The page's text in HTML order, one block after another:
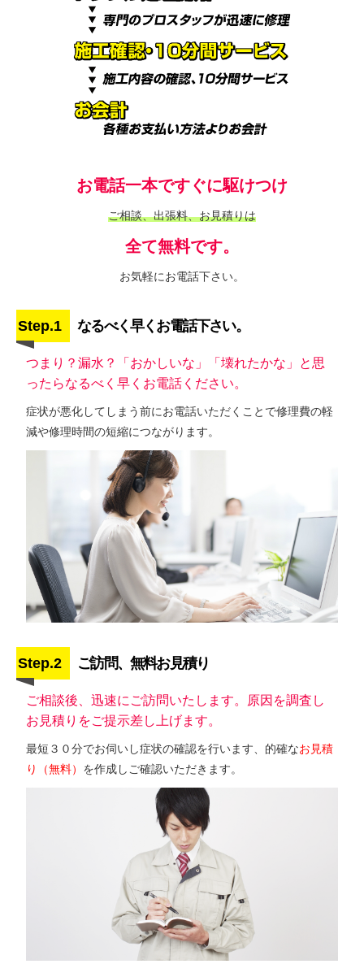
お電話一本ですぐに駆けつけ
ご相談、出張料、お見積りは
全て無料です。
お気軽にお電話下さい。
Step.1 なるべく早くお電話下さい。
つまり？漏水？「おかしいな」「壊れたかな」と思
ったらなるべく早くお電話ください。
症状が悪化してしまう前にお電話いただくことで修理費の軽
減や修理時間の短縮につながります。
Step.2 ご訪問、無料お見積り
ご相談後、迅速にご訪問いたします。原因を調査し
お見積りをご提示差し上げます。
最短３０分でお伺いし症状の確認を行います、的確なお見積
り（無料） を作成しご確認いただきます。